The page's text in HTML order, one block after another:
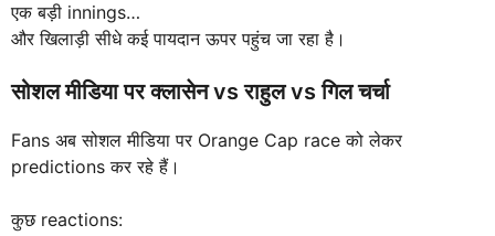
एक बड़ी innings…
और खिलाड़ी सीधे कई पायदान ऊपर पहुंच जा रहा है।
सोशल मीडिया पर क्लासेन vs राहुल vs गिल चर्चा
Fans अब सोशल मीडिया पर Orange Cap race को लेकर
predictions कर रहे हैं।
कुछ reactions: